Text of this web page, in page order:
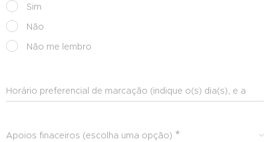
Sim
Não
Não me lembro
Horário preferencial de marcação (indique o(s) dia(s), e a
altura (manhã ou tarde) que mais lhe convêm)
Apoios finaceiros (escolha uma opção)